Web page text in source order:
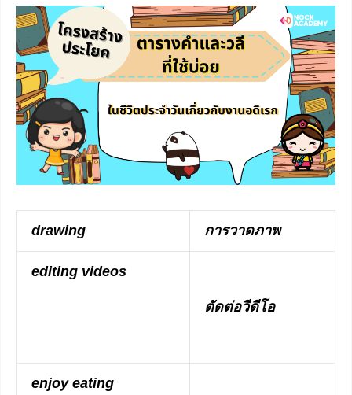
drawing การวาดภาพ
editing videos
ตัดต่อวีดีโอ
enjoy eating